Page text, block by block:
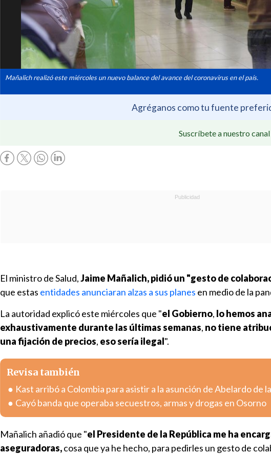
Mañalich realizó este miércoles un nuevo balance del avance del coronavirus en el país.
Agréganos como tu fuente
Suscríbete a nuestro
El ministro de Salud,Jaime Mañalich, pidió un "gesto de
que estas entidades anunciaran alzas a sus planes en medio de la
La autoridad explicó este miércoles que "el Gobierno, lo hemos
exhaustivamente durante las últimas semanas, no tiene
una fijación de precios, eso sería ilegal".
Revisa también
Kast arribó a Colombia para asistir a la asunción de Abelardo de
Cayó banda que operaba secuestros, armas y drogas en Osorno
Mañalich añadió que "el Presidente de la República me ha
aseguradoras,cosa que ya he hecho, para pedirles un gesto de